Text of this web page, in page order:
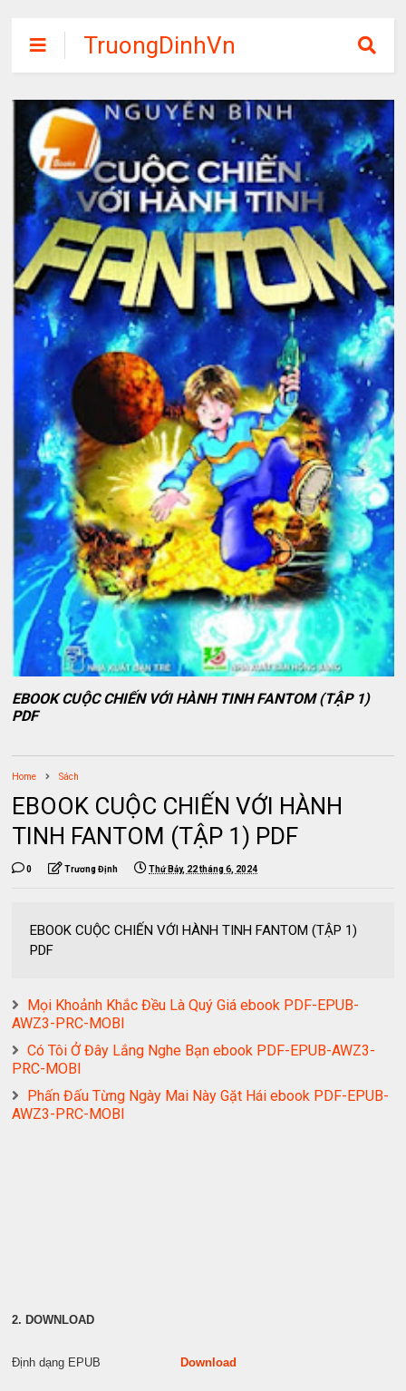
TruongDinhVn
Chia sẽ ebook,
các khóa học,
phần mềm học
tập miễn phí
EBOOK CUỘC CHIẾN VỚI HÀNH TINH FANTOM (TẬP 1)
PDF
Home Sách
EBOOK CUỘC CHIẾN VỚI HÀNH
TINH FANTOM (TẬP 1) PDF
0 Trương Định Thứ Bảy, 22 tháng 6, 2024
EBOOK CUỘC CHIẾN VỚI HÀNH TINH FANTOM (TẬP 1)
PDF
Mọi Khoảnh Khắc Đều Là Quý Giá ebook PDF-EPUB-
AWZ3-PRC-MOBI
Có Tôi Ở Đây Lắng Nghe Bạn ebook PDF-EPUB-AWZ3-
PRC-MOBI
Phấn Đấu Từng Ngày Mai Này Gặt Hái ebook PDF-EPUB-
AWZ3-PRC-MOBI
2. DOWNLOAD
Định dạng EPUBDownload